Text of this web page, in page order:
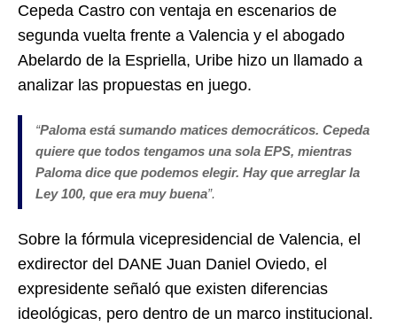
Cepeda Castro con ventaja en escenarios de
segunda vuelta frente a Valencia y el abogado
Abelardo de la Espriella, Uribe hizo un llamado a
analizar las propuestas en juego.
“Paloma está sumando matices democráticos. Cepeda
quiere que todos tengamos una sola EPS, mientras
Paloma dice que podemos elegir. Hay que arreglar la
Ley 100, que era muy buena”.
Sobre la fórmula vicepresidencial de Valencia, el
exdirector del DANE Juan Daniel Oviedo, el
expresidente señaló que existen diferencias
ideológicas, pero dentro de un marco institucional.